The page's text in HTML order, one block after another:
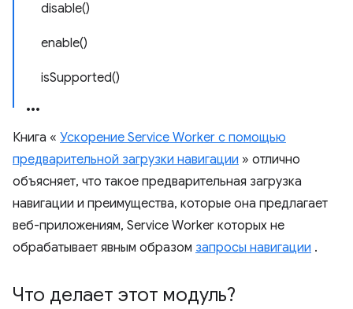
disable()
enable()
isSupported()
Книга « Ускорение Service Worker с помощью
предварительной загрузки навигации » отлично
объясняет, что такое предварительная загрузка
навигации и преимущества, которые она предлагает
веб-приложениям, Service Worker которых не
обрабатывает явным образом запросы навигации .
Что делает этот модуль?